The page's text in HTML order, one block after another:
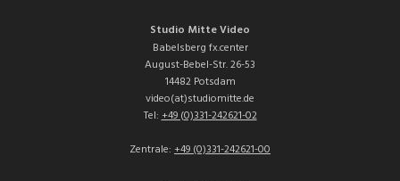
Studio Mitte Video
Babelsberg fx.center
August-Bebel-Str. 26-53
14482 Potsdam
video(at)studiomitte.de
Tel:+49 (0)331-242621-02
Zentrale: +49 (0)331-242621-00